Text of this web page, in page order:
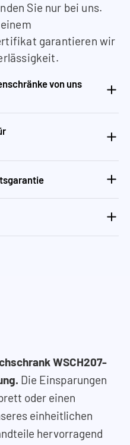
Sie nur bei uns.
garantieren wir
von uns
WSCH207-
Die Einsparungen
oder einen
einheitlichen
hervorragend